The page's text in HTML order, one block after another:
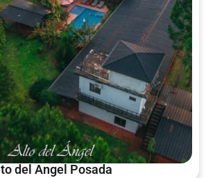
del Angel Posada